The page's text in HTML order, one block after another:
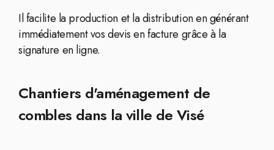
Il facilite la production et la distribution en générant
immédiatement vos devis en facture grâce à la
signature en ligne.
Chantiers d'aménagement de
combles dans la ville de Visé